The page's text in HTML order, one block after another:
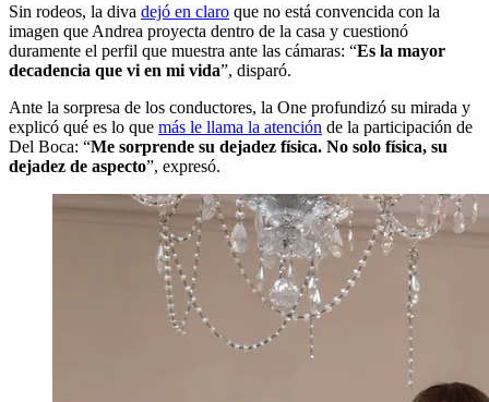
Sin rodeos, la diva dejó en claro que no está convencida con la
imagen que Andrea proyecta dentro de la casa y cuestionó
duramente el perfil que muestra ante las cámaras: “Es la mayor
decadencia que vi en mi vida”, disparó.
Ante la sorpresa de los conductores, la One profundizó su mirada y
explicó qué es lo que más le llama la atención de la participación de
Del Boca: “Me sorprende su dejadez física. No solo física, su
dejadez de aspecto”, expresó.